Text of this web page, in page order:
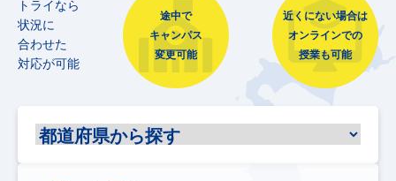
トライなら
状況に
合わせた
対応が可能
途中で
キャンパス
変更可能
近くにない場合は
オンラインでの
授業も可能